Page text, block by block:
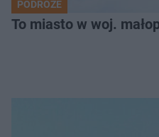
PODRÓŻE
To miasto w woj.